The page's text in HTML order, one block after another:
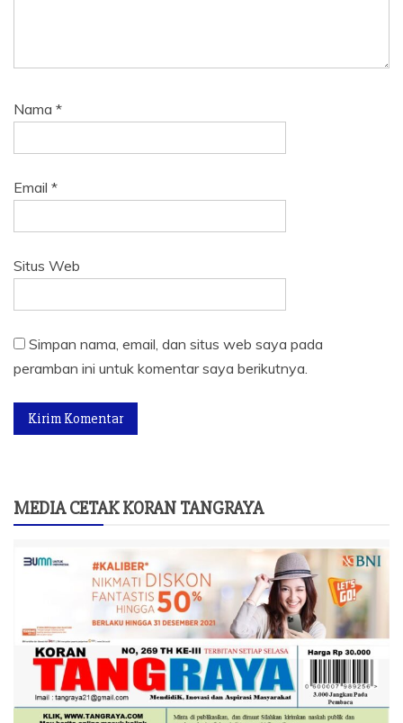
Nama *
Email *
Situs Web
Simpan nama, email, dan situs web saya pada
peramban ini untuk komentar saya berikutnya.
MEDIA CETAK KORAN TANGRAYA